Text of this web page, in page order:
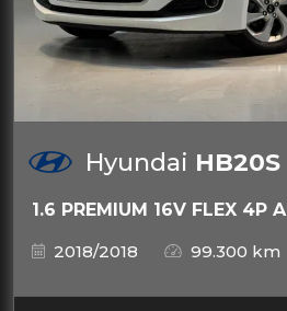
Hyundai HB20S
1.6 PREMIUM 16V FLEX 4P
2018/2018
99.300 km